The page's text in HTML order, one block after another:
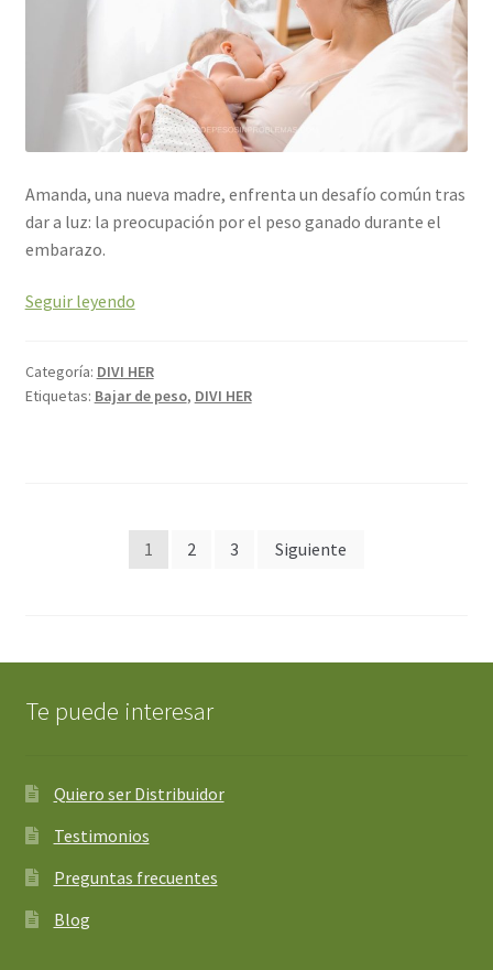
Amanda, una nueva madre, enfrenta un desafío común tras
dar a luz: la preocupación por el peso ganado durante el
embarazo.
Seguir leyendo
Categoría: DIVI HER
Etiquetas: Bajar de peso, DIVI HER
Paginación
1 2 3 Siguiente
Te puede interesar
Quiero ser Distribuidor
Testimonios
Preguntas frecuentes
Blog